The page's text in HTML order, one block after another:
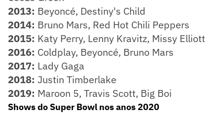
2013: Beyoncé, Destiny's Child
2014: Bruno Mars, Red Hot Chili Peppers
2015: Katy Perry, Lenny Kravitz, Missy Elliott
2016: Coldplay, Beyoncé, Bruno Mars
2017: Lady Gaga
2018: Justin Timberlake
2019: Maroon 5, Travis Scott, Big Boi
Shows do Super Bowl nos anos 2020